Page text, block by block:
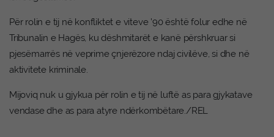
Për rolin e tij në konfliktet e viteve ’90 është folur edhe në
Tribunalin e Hagës, ku dëshmitarët e kanë përshkruar si
pjesëmarrës në veprime çnjerëzore ndaj civilëve, si dhe në
aktivitete kriminale.
Mijoviq nuk u gjykua për rolin e tij në luftë as para gjykatave
vendase dhe as para atyre ndërkombëtare./REL